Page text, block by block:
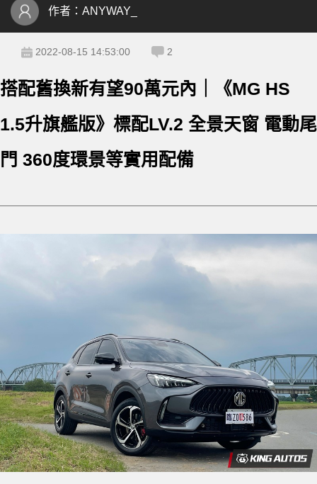
作者： ANYWAY_
2022-08-15 14:53:00 2
搭配舊換新有望90萬元內｜《MG HS
1.5升旗艦版》標配LV.2 全景天窗 電動尾
門 360度環景等實用配備